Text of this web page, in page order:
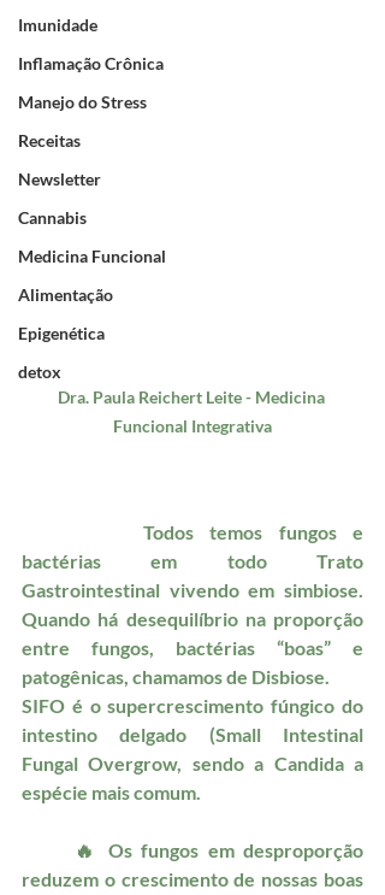
Imunidade
Inflamação Crônica
Manejo do Stress
Receitas
Newsletter
Cannabis
Medicina Funcional
Alimentação
Epigenética
detox
Dra. Paula Reichert Leite - Medicina
Funcional Integrativa
bactérias em todo Trato
Gastrointestinal vivendo em simbiose.
Quando há desequilíbrio na proporção
entre fungos, bactérias “boas” e
patogênicas, chamamos de Disbiose.
SIFO é o supercrescimento fúngico do
intestino delgado (Small Intestinal
Fungal Overgrow, sendo a Candida a
espécie mais comum.
reduzem o crescimento de nossas boas